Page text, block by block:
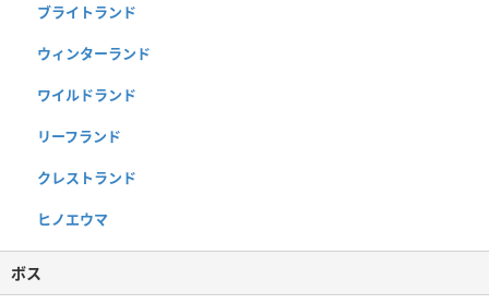
ブライトランド
ウィンターランド
ワイルドランド
リーフランド
クレストランド
ヒノエウマ
ボス